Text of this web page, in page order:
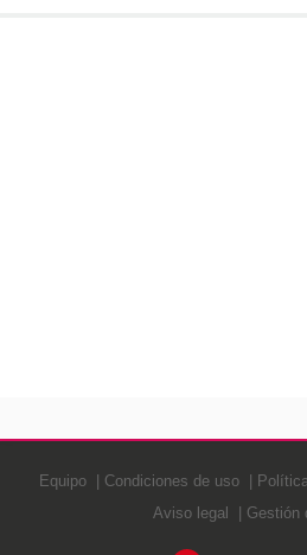
Equipo Condiciones de uso
Aviso legal
Gestión